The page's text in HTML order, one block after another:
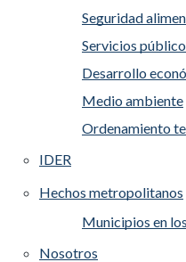
Seguridad
Servicios
Desarrollo
Medio ambiente
Ordenamiento
IDER
Hechos metropolitanos
Municipios en
Nosotros